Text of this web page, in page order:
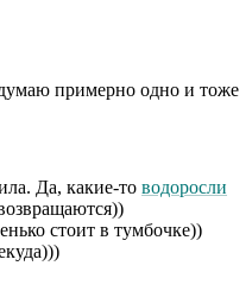
примерно одно и тоже
Да, какие-то водоросли
стоит в тумбочке))